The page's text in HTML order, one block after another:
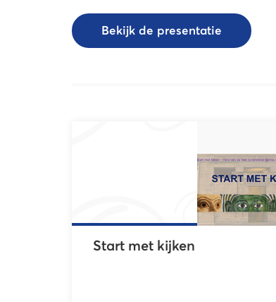
Bekijk de presentatie
Start met kijken